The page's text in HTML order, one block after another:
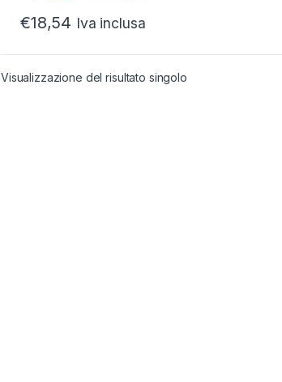
€18,54 Iva inclusa
Visualizzazione del risultato singolo